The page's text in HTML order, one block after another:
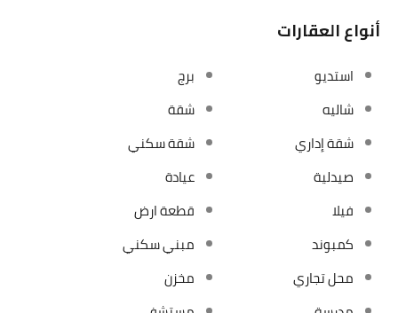
أنواع العقارات
استديو
برج
شاليه
شقة
شقة إداري
شقة سكني
صيدلية
عيادة
فيلا
قطعة ارض
كمبوند
مبني سكني
محل تجاري
مخزن